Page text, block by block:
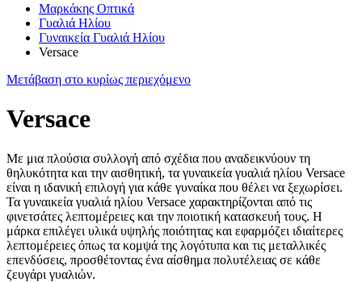
Μαρκάκης Οπτικά
Γυαλιά Ηλίου
Γυναικεία Γυαλιά Ηλίου
Versace
Μετάβαση στο κυρίως περιεχόμενο
Versace
Με μια πλούσια συλλογή από σχέδια που αναδεικνύουν τη
θηλυκότητα και την αισθητική, τα γυναικεία γυαλιά ηλίου Versace
είναι η ιδανική επιλογή για κάθε γυναίκα που θέλει να ξεχωρίσει.
Τα γυναικεία γυαλιά ηλίου Versace χαρακτηρίζονται από τις
φινετσάτες λεπτομέρειες και την ποιοτική κατασκευή τους. Η
μάρκα επιλέγει υλικά υψηλής ποιότητας και εφαρμόζει ιδιαίτερες
λεπτομέρειες όπως τα κομψά της λογότυπα και τις μεταλλικές
επενδύσεις, προσθέτοντας ένα αίσθημα πολυτέλειας σε κάθε
ζευγάρι γυαλιών.